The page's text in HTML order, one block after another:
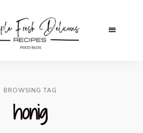
BROWSING TAG
honig